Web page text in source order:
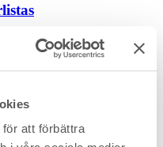
att förbättra
tjänar inte längre lika mycket
vare bankernas...